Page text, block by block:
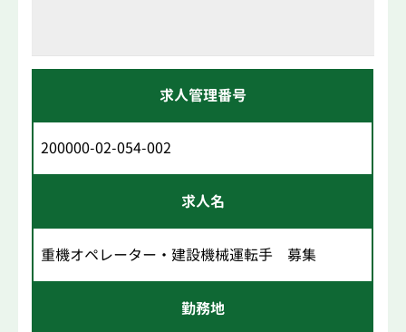
求人管理番号
200000-02-054-002
求人名
重機オペレーター・建設機械運転手 募集
勤務地